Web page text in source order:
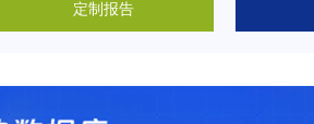
定制报告